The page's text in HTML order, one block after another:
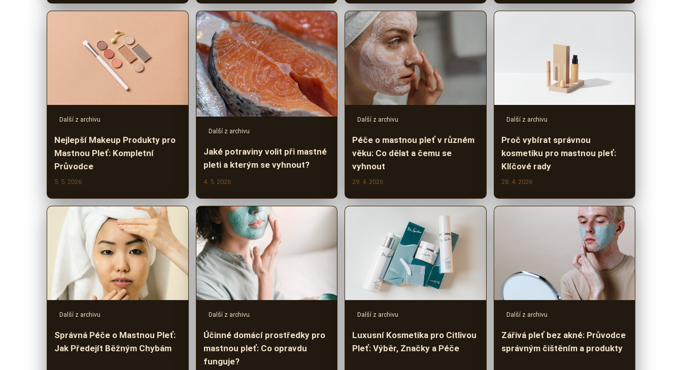
Další z archivu
Nejlepší Makeup Produkty pro
Mastnou Pleť: Kompletní
Průvodce
5. 5. 2026
Další z archivu
Jaké potraviny volit při mastné
pleti a kterým se vyhnout?
4. 5. 2026
Další z archivu
Péče o mastnou pleť v různém
věku: Co dělat a čemu se
vyhnout
29. 4. 2026
Další z archivu
Proč vybírat správnou
kosmetiku pro mastnou pleť:
Klíčové rady
28. 4. 2026
Další z archivu
Správná Péče o Mastnou Pleť:
Jak Předejít Běžným Chybám
Další z archivu
Účinné domácí prostředky pro
mastnou pleť: Co opravdu
funguje?
Další z archivu
Luxusní Kosmetika pro Citlivou
Pleť: Výběr, Značky a Péče
Další z archivu
Zářivá pleť bez akné: Průvodce
správným čištěním a produkty